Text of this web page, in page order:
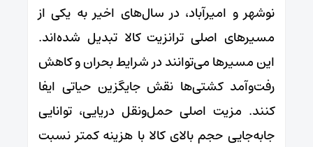
نوشهر و امیرآباد، در سال‌های اخیر به یکی از
مسیرهای اصلی ترانزیت کالا تبدیل شده‌اند.
این مسیرها می‌توانند در شرایط بحران و کاهش
رفت‌وآمد کشتی‌ها نقش جایگزین حیاتی ایفا
کنند. مزیت اصلی حمل‌ونقل دریایی، توانایی
جابه‌جایی حجم بالای کالا با هزینه کمتر نسبت